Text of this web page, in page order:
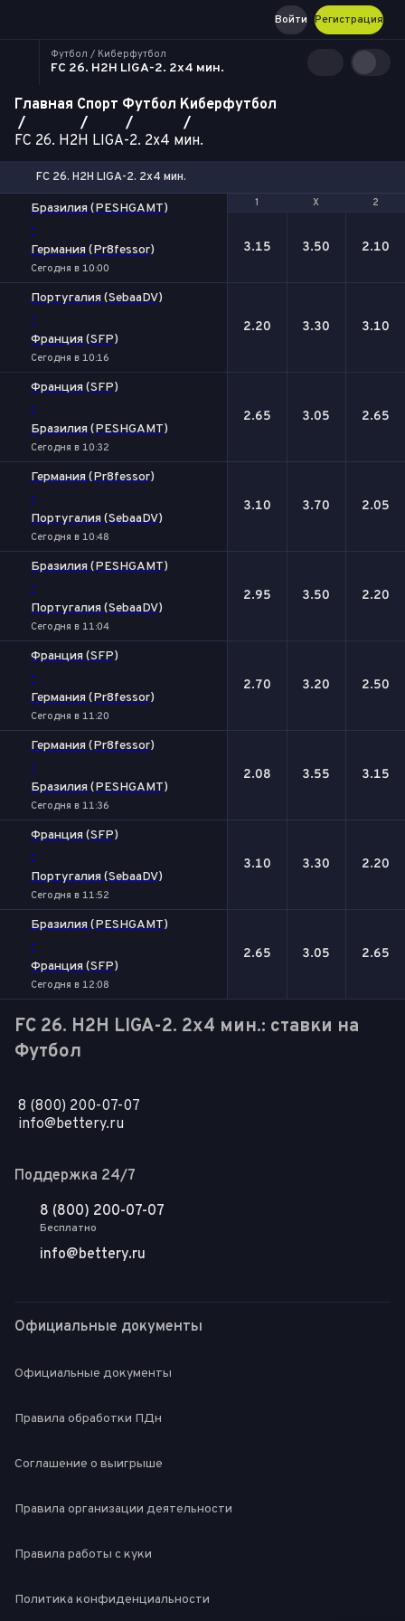
Регистрация
Войти
Футбол / Киберфутбол
FC 26. H2H LIGA-2. 2x4 мин.
Главная Спорт Футбол Киберфутбол
FC 26. H2H LIGA-2. 2x4 мин.
FC 26. H2H LIGA-2. 2x4 мин.
1 Х 2
Бразилия (PESHGAMT)
-
Германия (Pr8fessor)
Сегодня в 10:00
1 Х 2
3.15 3.50 2.10
Португалия (SebaaDV)
-
Франция (SFP)
Сегодня в 10:16
2.20 3.30 3.10
Франция (SFP)
-
Бразилия (PESHGAMT)
Сегодня в 10:32
2.65 3.05 2.65
Германия (Pr8fessor)
-
Португалия (SebaaDV)
Сегодня в 10:48
3.10 3.70 2.05
Бразилия (PESHGAMT)
-
Португалия (SebaaDV)
Сегодня в 11:04
2.95 3.50 2.20
Франция (SFP)
-
Германия (Pr8fessor)
Сегодня в 11:20
2.70 3.20 2.50
Германия (Pr8fessor)
-
Бразилия (PESHGAMT)
Сегодня в 11:36
2.08 3.55 3.15
Франция (SFP)
-
Португалия (SebaaDV)
Сегодня в 11:52
3.10 3.30 2.20
Бразилия (PESHGAMT)
-
Франция (SFP)
Сегодня в 12:08
2.65 3.05 2.65
FC 26. H2H LIGA-2. 2x4 мин.: ставки на
Футбол
8 (800) 200-07-07
info@bettery.ru
Поддержка 24/7
8 (800) 200-07-07
Бесплатно
info@bettery.ru
Официальные документы
Официальные документы
Правила обработки ПДн
Соглашение о выигрыше
Правила организации деятельности
Правила работы с куки
Политика конфиденциальности